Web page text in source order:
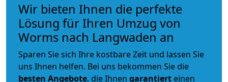
Wir bieten Ihnen die perfekte
Lösung für Ihren Umzug von
Worms nach Langwaden an
Sparen Sie sich Ihre kostbare Zeit und lassen Sie
uns Ihnen helfen. Bei uns bekommen Sie die
besten Angebote, die Ihnen garantiert einen